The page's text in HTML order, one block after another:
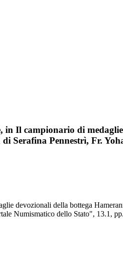
Il campionario di
Serafina Pennestrì, Fr.
devozionali della bottega
Numismatico dello Stato", 13.1,